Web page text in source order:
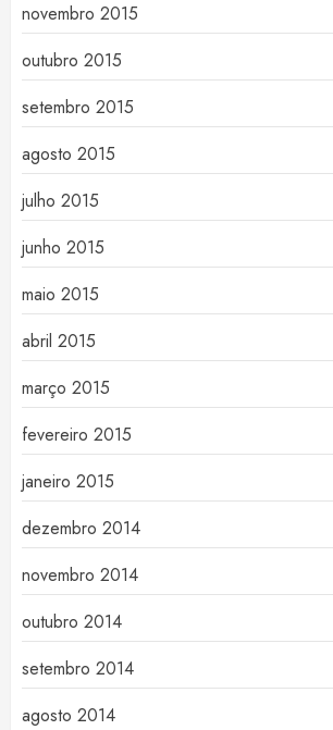
novembro 2015
outubro 2015
setembro 2015
agosto 2015
julho 2015
junho 2015
maio 2015
abril 2015
março 2015
fevereiro 2015
janeiro 2015
dezembro 2014
novembro 2014
outubro 2014
setembro 2014
agosto 2014